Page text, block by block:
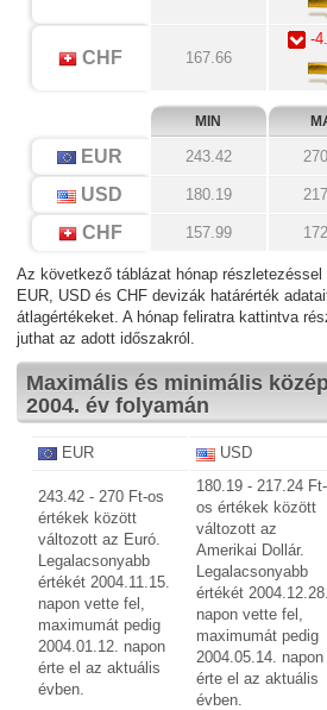
CHF 167.66
-
MIN
EUR 243.42
USD 180.19
CHF 157.99
Az következő táblázat hónap
EUR, USD és CHF devizák határérték
átlagértékeket. A hónap feliratra kattintva
juthat az adott időszakról.
Maximális és minimális
2004. év folyamán
EUR USD
243.42 - 270 Ft-os
értékek között
változott az Euró.
Legalacsonyabb
értékét 2004.11.15.
napon vette fel,
maximumát pedig
2004.01.12. napon
érte el az aktuális
évben.
180.19 - 217.24 Ft-
os értékek között
változott az
Amerikai Dollár.
Legalacsonyabb
értékét 2004.12.28.
napon vette fel,
maximumát pedig
2004.05.14. napon
érte el az aktuális
évben.